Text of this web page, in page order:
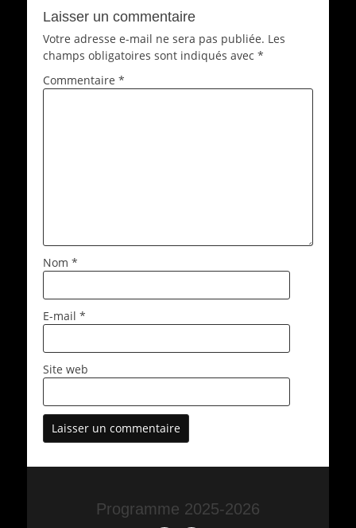
Laisser un commentaire
Votre adresse e-mail ne sera pas publiée. Les
champs obligatoires sont indiqués avec *
Commentaire *
Nom *
E-mail *
Site web
Programme 2025-2026